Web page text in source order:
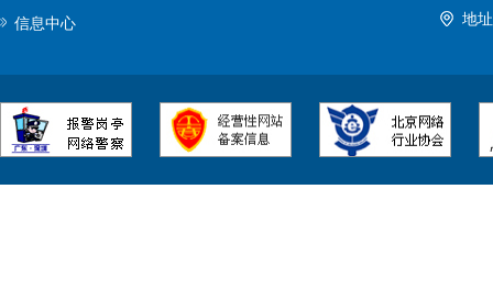
信息中心
地